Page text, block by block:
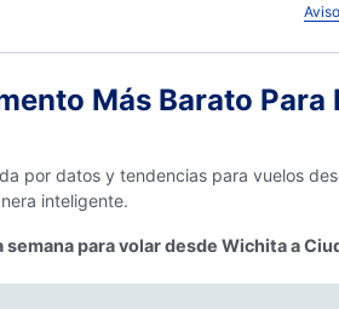
Más Barato
por datos y tendencias para vuelos
inteligente.
semana para volar desde Wichita a